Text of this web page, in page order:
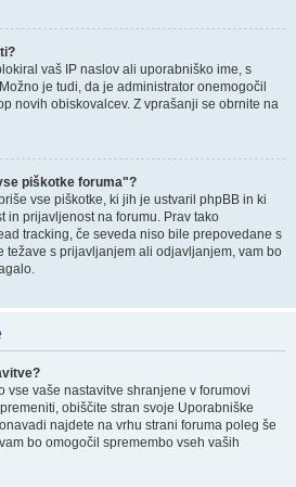
vaš IP naslov ali uporabniško ime, s
je tudi, da je administrator onemogočil
novih obiskovalcev. Z vprašanji se obrnite na
piškotke foruma"?
vse piškotke, ki jih je ustvaril phpBB in ki
in prijavljenost na forumu. Prav tako
tracking, če seveda niso bile prepovedane s
težave s prijavljanjem ali odjavljanjem, vam bo
vse vaše nastavitve shranjene v forumovi
obiščite stran svoje Uporabniške
najdete na vrhu strani foruma poleg še
bo omogočil spremembo vseh vaših